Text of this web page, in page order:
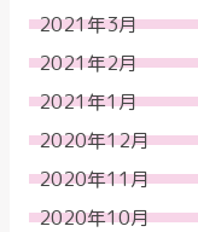
2021年3月
2021年2月
2021年1月
2020年12月
2020年11月
2020年10月